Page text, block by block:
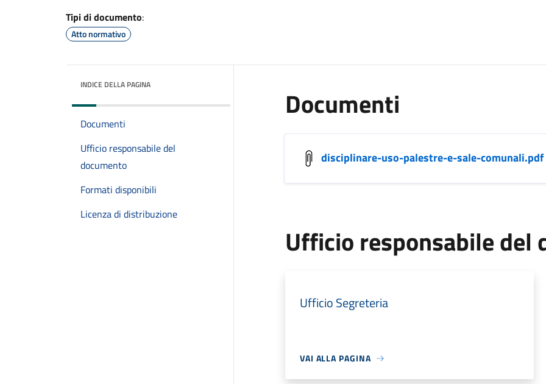
Tipi di documento:
Atto normativo
INDICE DELLA PAGINA
Documenti
Ufficio responsabile del
documento
Formati disponibili
Licenza di distribuzione
Documenti
disciplinare-uso-palestre-e-sale-comunali.pdf
Ufficio responsabile del
Ufficio Segreteria
VAI ALLA PAGINA